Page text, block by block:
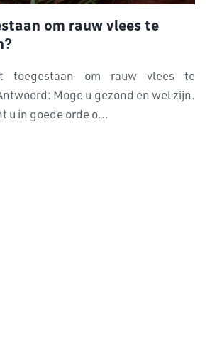
om rauw vlees te
toegestaan om rauw vlees te
Moge u gezond en wel zijn.
u in goede orde o...